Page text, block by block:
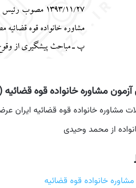
مشاوره خانواده قوه
از محمد وحیدی
خانواده قوه قضائیه